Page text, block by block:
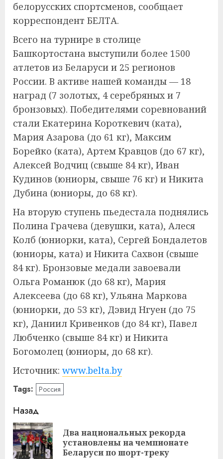
белорусских спортсменов, сообщает
корреспондент БЕЛТА.
Всего на турнире в столице
Башкортостана выступили более 1500
атлетов из Беларуси и 25 регионов
России. В активе нашей команды — 18
наград (7 золотых, 4 серебряных и 7
бронзовых). Победителями соревнований
стали Екатерина Короткевич (ката),
Мария Азарова (до 61 кг), Максим
Борейко (ката), Артем Кравцов (до 67 кг),
Алексей Водчиц (свыше 84 кг), Иван
Кудинов (юниоры, свыше 76 кг) и Никита
Дубина (юниоры, до 68 кг).
На вторую ступень пьедестала поднялись
Полина Грачева (девушки, ката), Алеся
Колб (юниорки, ката), Сергей Бондалетов
(юниоры, ката) и Никита Сахвон (свыше
84 кг). Бронзовые медали завоевали
Ольга Романюк (до 68 кг), Мария
Алексеева (до 68 кг), Ульяна Маркова
(юниорки, до 53 кг), Дэвид Нгуен (до 75
кг), Даниил Кривенков (до 84 кг), Павел
Любченко (свыше 84 кг) и Никита
Богомолец (юниоры, до 68 кг).
Источник: www.belta.by
Tags: Россия
Навигация
записи
Назад
Два национальных рекорда
установлены на чемпионате
Беларуси по шорт-треку